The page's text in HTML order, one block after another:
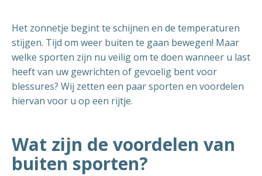
Het zonnetje begint te schijnen en de temperaturen
stijgen. Tijd om weer buiten te gaan bewegen! Maar
welke sporten zijn nu veilig om te doen wanneer u last
heeft van uw gewrichten of gevoelig bent voor
blessures? Wij zetten een paar sporten en voordelen
hiervan voor u op een rijtje.
Wat zijn de voordelen van
buiten sporten?